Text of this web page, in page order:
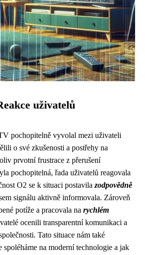
uživatelů
pochopitelně vyvolal mezi uživateli
o své zkušenosti a postřehy na
prvotní frustrace z přerušení
pochopitelná, řada uživatelů reagovala
O2 se k situaci postavila zodpovědně
signálu aktivně informovala. Zároveň
potíže a pracovala na rychlém
ocenili transparentní komunikaci a
Tato situace nám také
spoléháme na moderní technologie a jak